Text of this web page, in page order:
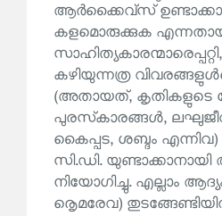
ആർക്കൈവ്‌സ്
കളമൊരുക്കുക
കഴിയുന്നത്ര
(അതായത്, കൃതികളുടെ
പുരസ്‌കാരങ്ങൾ,
കൈപ്പട, ശബ്ദം എന്നിവ)
സി.ഡി.
നിയോഗിച്ചു. എല്ലാം
രെൃമരേവ)